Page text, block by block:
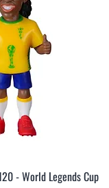
rápida
- World Legends Cup